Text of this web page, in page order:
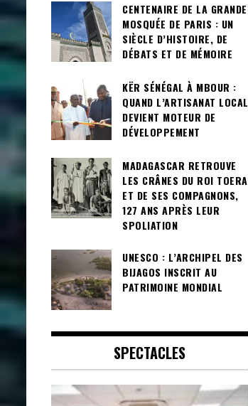
CENTENAIRE DE LA GRANDE
MOSQUÉE DE PARIS : UN
SIÈCLE D’HISTOIRE, DE
DÉBATS ET DE MÉMOIRE
KËR SÉNÉGAL À MBOUR :
QUAND L’ARTISANAT LOCAL
DEVIENT MOTEUR DE
DÉVELOPPEMENT
MADAGASCAR RETROUVE
LES CRÂNES DU ROI TOERA
ET DE SES COMPAGNONS,
127 ANS APRÈS LEUR
SPOLIATION
UNESCO : L’ARCHIPEL DES
BIJAGOS INSCRIT AU
PATRIMOINE MONDIAL
SPECTACLES